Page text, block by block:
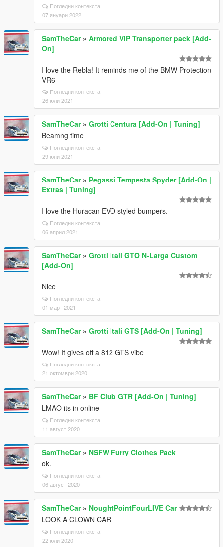
Погледни контекста
07 януари 2022
SamTheCar» Armored VIP Transporter pack [Add-
On]
I love the Rebla! It reminds me of the BMW Protection
VR6
Погледни контекста
26 юли 2021
SamTheCar» Grotti Centura [Add-On | Tuning]
Beamng time
Погледни контекста
29 юни 2021
SamTheCar» Pegassi Tempesta Spyder [Add-On |
Extras | Tuning]
I love the Huracan EVO styled bumpers.
Погледни контекста
06 април 2021
SamTheCar» Grotti Itali GTO N-Larga Custom
[Add-On]
Nice
Погледни контекста
01 март 2021
SamTheCar» Grotti Itali GTS [Add-On | Tuning]
Wow! It gives off a 812 GTS vibe
Погледни контекста
21 октомври 2020
SamTheCar» BF Club GTR [Add-On | Tuning]
LMAO its in online
Погледни контекста
11 август 2020
SamTheCar» NSFW Furry Clothes Pack
ok.
Погледни контекста
06 август 2020
SamTheCar» NoughtPointFourLIVE Car
LOOK A CLOWN CAR
Погледни контекста
22 юли 2020